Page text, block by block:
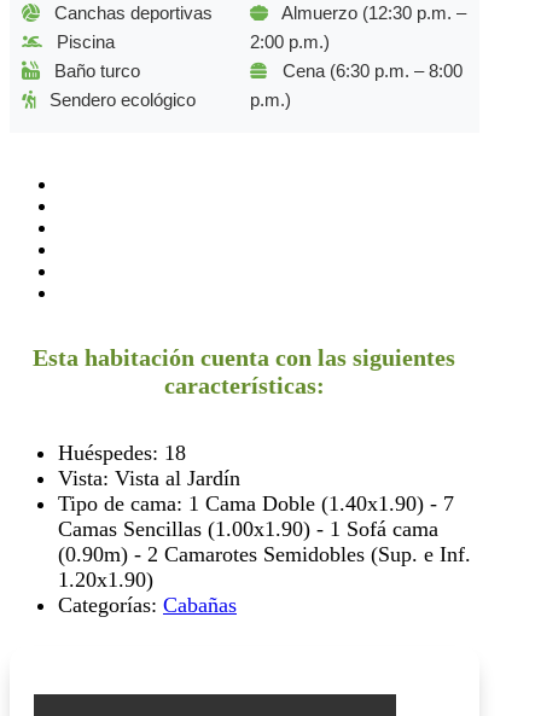
Canchas deportivas
Piscina
Baño turco
Sendero ecológico
Almuerzo (12:30 p.m. –
2:00 p.m.)
Cena (6:30 p.m. – 8:00
p.m.)
Esta habitación cuenta con las siguientes
características:
Huéspedes: 18
Vista: Vista al Jardín
Tipo de cama: 1 Cama Doble (1.40x1.90) - 7
Camas Sencillas (1.00x1.90) - 1 Sofá cama
(0.90m) - 2 Camarotes Semidobles (Sup. e Inf.
1.20x1.90)
Categorías: Cabañas